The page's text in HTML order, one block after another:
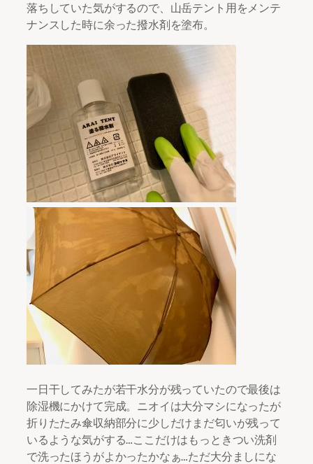
落ちしていた気がするので、山岳テント用をメンテ
ナンスした時に余った撥水剤を塗布。
一日干してみたが若干水分が残っていたので最後は
除湿機にかけて完成。ニオイは大分マシになったが
折りたたみ傘収納部分に少しだけまだ匂いが残って
いるような気がする…ここだけはもっときつい洗剤
で洗ったほうがよかったかなぁ…ただ大分ましにな